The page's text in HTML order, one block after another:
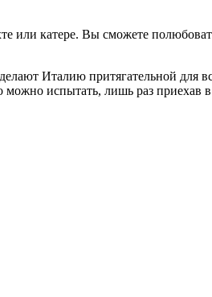
или катере. Вы сможете
Италию притягательной для
испытать, лишь раз